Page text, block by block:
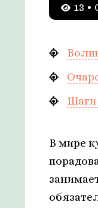
13 •
Шаги
В мире